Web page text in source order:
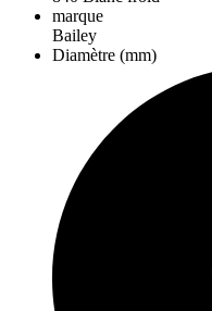
marque
Bailey
Diamètre (mm)